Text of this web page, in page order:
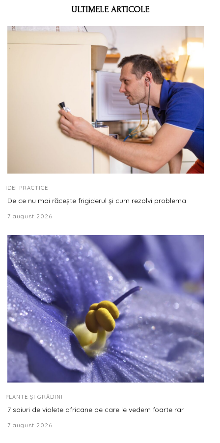
ULTIMELE ARTICOLE
IDEI PRACTICE
De ce nu mai răcește frigiderul și cum rezolvi problema
7 august 2026
PLANTE ȘI GRĂDINI
7 soiuri de violete africane pe care le vedem foarte rar
7 august 2026